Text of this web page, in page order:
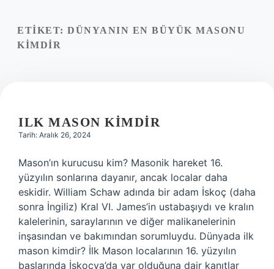
Yasal Uyarı
ETIKET: DÜNYANIN EN BÜYÜK MASONU
KIMDIR
ILK MASON KIMDIR
Tarih: Aralık 26, 2024
Mason’ın kurucusu kim? Masonik hareket 16.
yüzyılın sonlarına dayanır, ancak localar daha
eskidir. William Schaw adında bir adam İskoç (daha
sonra İngiliz) Kral VI. James’in ustabaşıydı ve kralın
kalelerinin, saraylarının ve diğer malikanelerinin
inşasından ve bakımından sorumluydu. Dünyada ilk
mason kimdir? İlk Mason localarının 16. yüzyılın
başlarında İskoçya’da var olduğuna dair kanıtlar